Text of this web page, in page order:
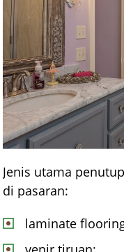
Jenis utama
di pasaran:
laminate